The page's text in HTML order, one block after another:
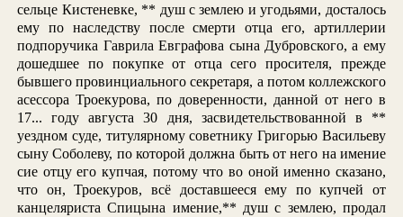
сельце Кистеневке, ** душ с землею и угодьями, досталось
ему по наследству после смерти отца его, артиллерии
подпоручика Гаврила Евграфова сына Дубровского, а ему
дошедшее по покупке от отца сего просителя, прежде
бывшего провинциального секретаря, а потом коллежского
асессора Троекурова, по доверенности, данной от него в
17... году августа 30 дня, засвидетельствованной в **
уездном суде, титулярному советнику Григорью Васильеву
сыну Соболеву, по которой должна быть от него на имение
сие отцу его купчая, потому что во оной именно сказано,
что он, Троекуров, всё доставшееся ему по купчей от
канцеляриста Спицына имение,** душ с землею, продал